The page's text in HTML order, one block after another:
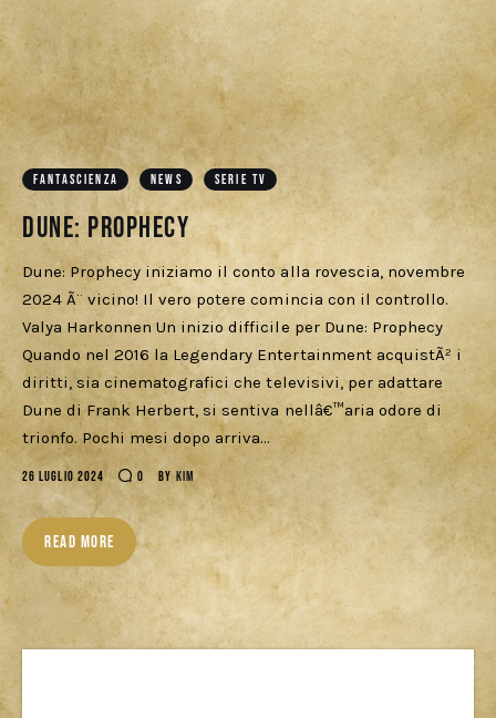
Download
FANTASCIENZA NEWS SERIE TV
Dune: Prophecy
Dune: Prophecy iniziamo il conto alla rovescia, novembre
2024 Ã¨ vicino! Il vero potere comincia con il controllo.
Valya Harkonnen Un inizio difficile per Dune: Prophecy
Quando nel 2016 la Legendary Entertainment acquistÃ² i
diritti, sia cinematografici che televisivi, per adattare
Dune di Frank Herbert, si sentiva nellâ€™aria odore di
trionfo. Pochi mesi dopo arriva…
26 LUGLIO 2024 0 BY KIM
READ MORE